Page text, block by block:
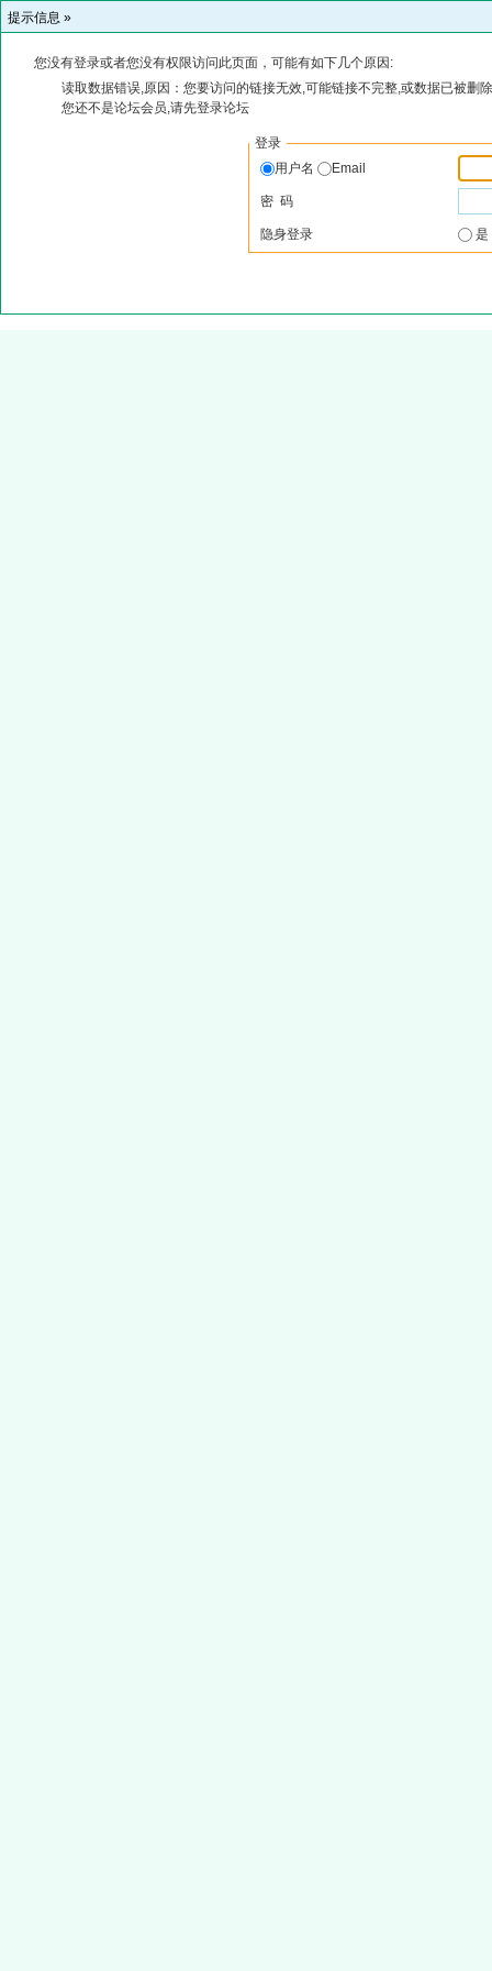
提示信息 »
您没有登录或者您没有权限访问此页面，可能有如下几个原因:
读取数据错误,原因：您要访问的链接无效,可能链接不完整,或数据已被删
您还不是论坛会员,请先登录论坛
登录
用户名
Email
密 码
隐身登录